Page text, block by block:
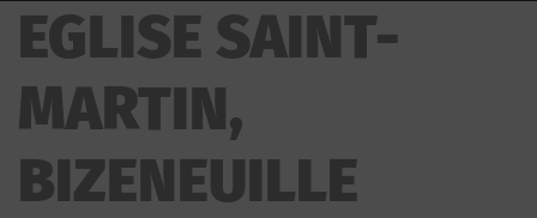
EGLISE SAINT-
MARTIN,
BIZENEUILLE